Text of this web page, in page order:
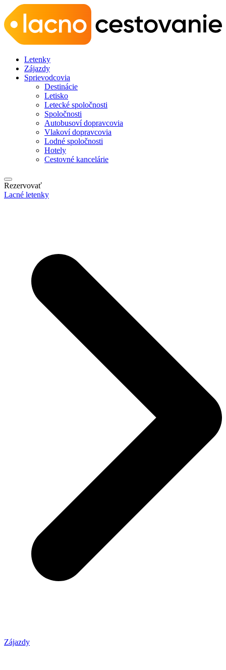
Letenky
Zájazdy
Sprievodcovia
Destinácie
Letisko
Letecké spoločnosti
Spoločnosti
Autobusoví dopravcovia
Vlakoví dopravcovia
Lodné spoločnosti
Hotely
Cestovné kancelárie
Rezervovať
Lacné letenky
Zájazdy